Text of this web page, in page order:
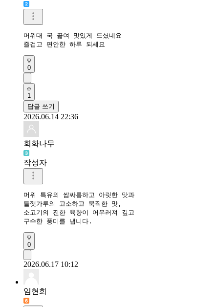
머위대 국 끓여 맛있게 드셨네요
즐겁고 편안한 하루 되세요
0
1
답글 쓰기
2026.06.14 22:36
회화나무
작성자
머위 특유의 쌉싸름하고 아릿한 맛과
들깻가루의 고소하고 묵직한 맛,
소고기의 진한 육향이 어우러져 깊고
구수한 풍미를 냅니다.
0
2026.06.17 10:12
임현희